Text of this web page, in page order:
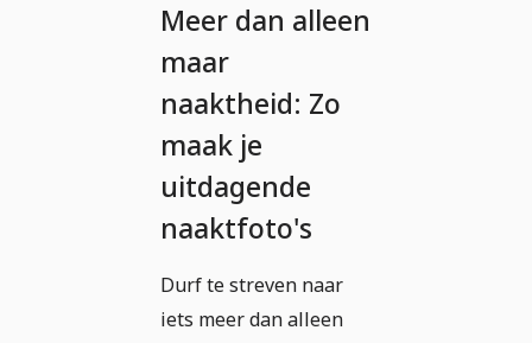
Meer dan alleen
maar
naaktheid: Zo
maak je
uitdagende
naaktfoto's
Durf te streven naar
iets meer dan alleen